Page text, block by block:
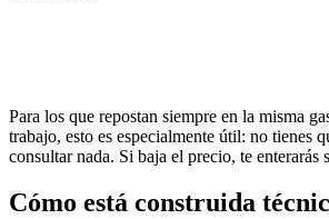
Para los que repostan siempre en la misma
trabajo, esto es especialmente útil: no tienes
consultar nada. Si baja el precio, te enterarás
Cómo está construida